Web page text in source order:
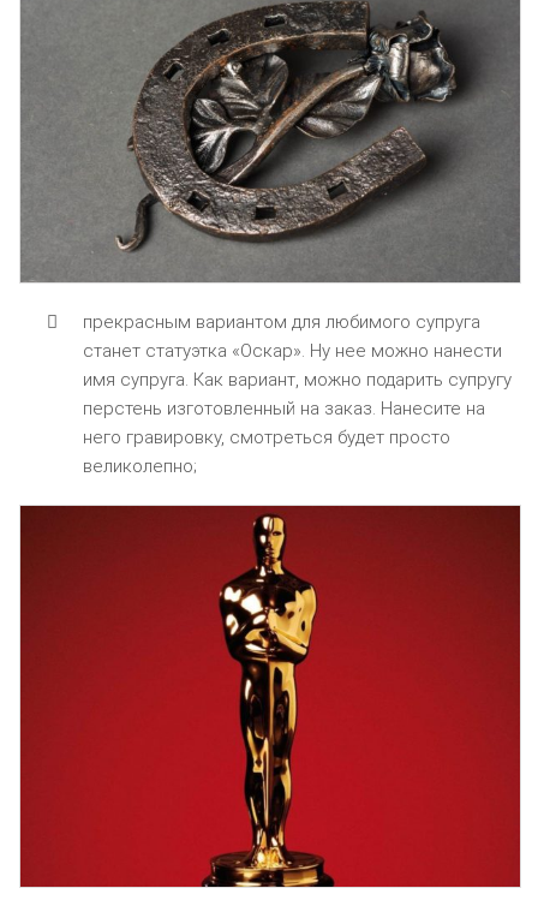
прекрасным вариантом для любимого супруга
станет статуэтка «Оскар». Ну нее можно нанести
имя супруга. Как вариант, можно подарить супругу
перстень изготовленный на заказ. Нанесите на
него гравировку, смотреться будет просто
великолепно;